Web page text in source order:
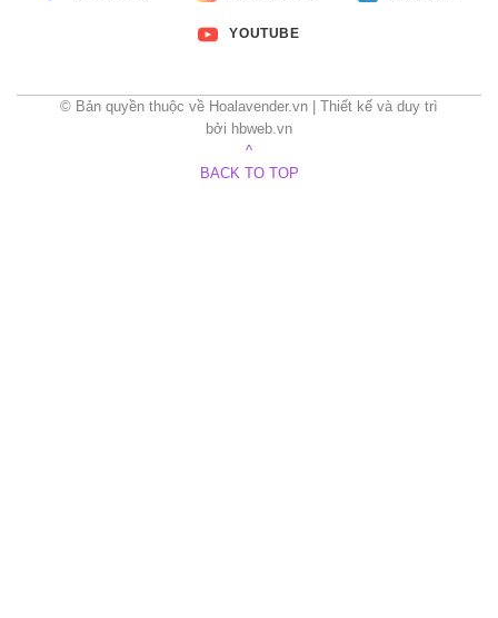
YOUTUBE
© Bản quyền thuộc về Hoalavender.vn | Thiết kế và duy trì
bởi hbweb.vn
^
BACK TO TOP